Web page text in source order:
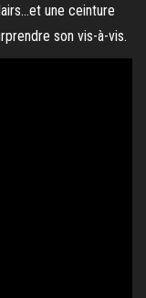
une ceinture
son vis-à-vis.